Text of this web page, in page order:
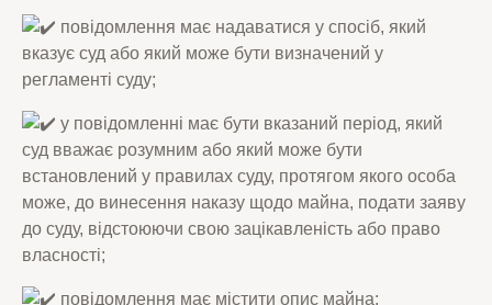
повідомлення має надаватися у спосіб, який
вказує суд або який може бути визначений у
регламенті суду;
у повідомленні має бути вказаний період, який
суд вважає розумним або який може бути
встановлений у правилах суду, протягом якого особа
може, до винесення наказу щодо майна, подати заяву
до суду, відстоюючи свою зацікавленість або право
власності;
повідомлення має містити опис майна;